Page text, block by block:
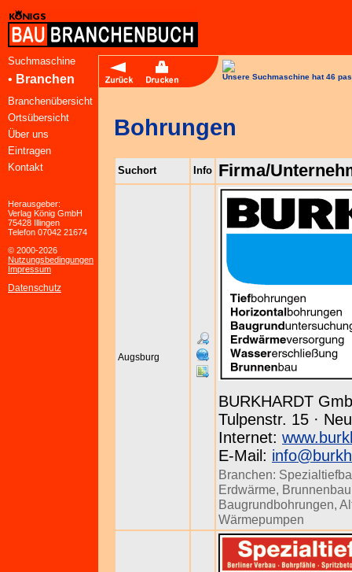
Suchmaschine
• Branchen
Branchenübersicht
Ortsübersicht
Über uns
Eintragen
Kontakt
Herausgeber:
Verlag König GmbH
75428 Illingen
Telefon 07042 21674
© 2000-2026
Nutzungsbedingungen
Impressum
Datenschutz
Unsere Suchmaschine hat 46
Bohrungen
Suchort Info Firma/
Augsburg
BURKHARDT
Tulpenstr. 15 ·
Internet:
E-Mail:
Branchen:
Erdwärme, Brunnenbau
Baugrundbohrungen,
Wärmepumpen